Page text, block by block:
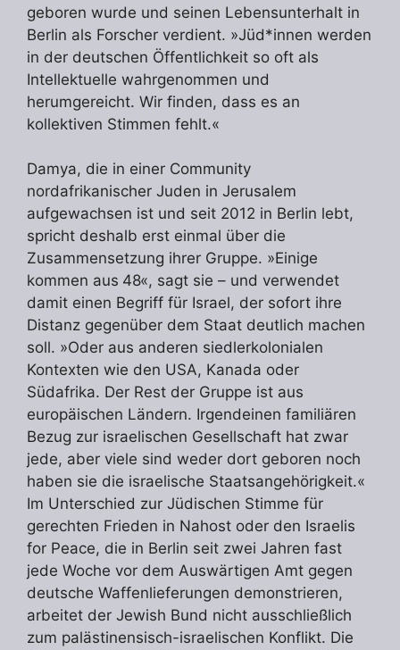
geboren wurde und seinen Lebensunterhalt in
Berlin als Forscher verdient. »Jüd*innen werden
in der deutschen Öffentlichkeit so oft als
Intellektuelle wahrgenommen und
herumgereicht. Wir finden, dass es an
kollektiven Stimmen fehlt.«
Damya, die in einer Community
nordafrikanischer Juden in Jerusalem
aufgewachsen ist und seit 2012 in Berlin lebt,
spricht deshalb erst einmal über die
Zusammensetzung ihrer Gruppe. »Einige
kommen aus 48«, sagt sie – und verwendet
damit einen Begriff für Israel, der sofort ihre
Distanz gegenüber dem Staat deutlich machen
soll. »Oder aus anderen siedlerkolonialen
Kontexten wie den USA, Kanada oder
Südafrika. Der Rest der Gruppe ist aus
europäischen Ländern. Irgendeinen familiären
Bezug zur israelischen Gesellschaft hat zwar
jede, aber viele sind weder dort geboren noch
haben sie die israelische Staatsangehörigkeit.«
Im Unterschied zur Jüdischen Stimme für
gerechten Frieden in Nahost oder den Israelis
for Peace, die in Berlin seit zwei Jahren fast
jede Woche vor dem Auswärtigen Amt gegen
deutsche Waffenlieferungen demonstrieren,
arbeitet der Jewish Bund nicht ausschließlich
zum palästinensisch-israelischen Konflikt. Die